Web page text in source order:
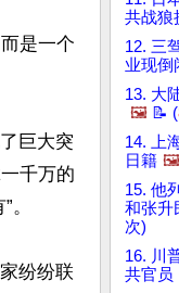
是一个
巨大突
千万的
纷纷联
共战狼
12. 三
业现倒
13. 大
🖼️ 📝 (
14. 上
日籍 🖼️
15. 他
和张升
次)
16. 川
共官员